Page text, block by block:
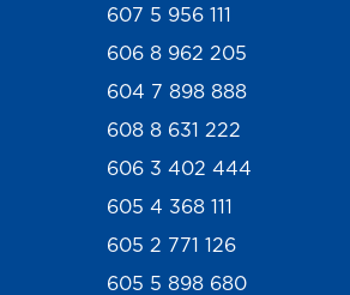
607 5 956 111
606 8 962 205
604 7 898 888
608 8 631 222
606 3 402 444
605 4 368 111
605 2 771 126
605 5 898 680